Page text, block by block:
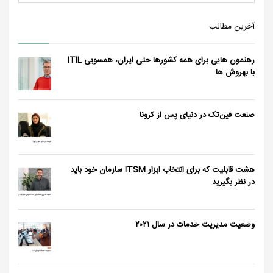
آخرین مطالب
رهنمون هایی برای همه کشورها حتی ایران، همسویی ITIL
با بهروش ها
صنعت فین‌تک در دنیای پس از کرونا
هشت قابلیت که برای انتخاب ابزار ITSM سازمان خود باید
در نظر بگیرید
وضعیت مدیریت خدمات در سال ٢٠٢١